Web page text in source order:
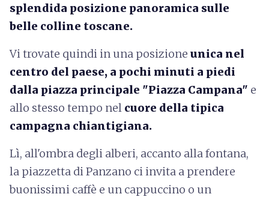
splendida posizione panoramica sulle
belle colline toscane.
Vi trovate quindi in una posizione unica nel
centro del paese, a pochi minuti a piedi
dalla piazza principale "Piazza Campana" e
allo stesso tempo nel cuore della tipica
campagna chiantigiana.
Lì, all'ombra degli alberi, accanto alla fontana,
la piazzetta di Panzano ci invita a prendere
buonissimi caffè e un cappuccino o un